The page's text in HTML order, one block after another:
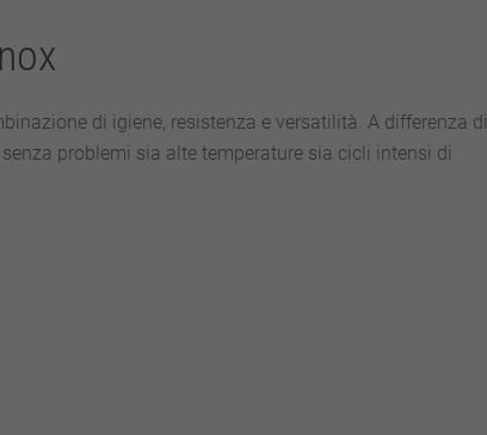
di igiene, resistenza e versatilità. A differenza di
problemi sia alte temperature sia cicli intensi di